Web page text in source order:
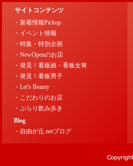
サイトコンテンツ
・新着情報Pickup
・イベント情報
・特集・特別企画
・NewOpenのお店
・発見！看板娘・看板女将
・発見！看板男子
・Let's Beauty
・こだわりのお店
・ぶらり飲み歩き
Blog
・自由が丘.netブログ